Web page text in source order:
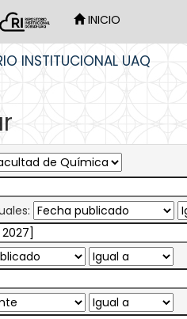
INICIO
INSTITUCIONAL UAQ